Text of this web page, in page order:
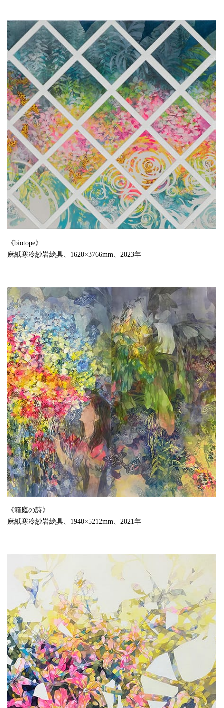
《biotope》
麻紙寒冷紗岩絵具、1620×3766mm、2023年
《箱庭の詩》
麻紙寒冷紗岩絵具、1940×5212mm、2021年